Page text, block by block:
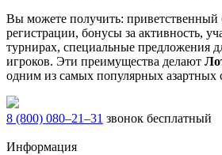
Вы можете получить: приветственный
регистрации, бонусы за активность,
турнирах, специальные предложения
игроков. Эти преимущества делают
одним из самых популярных азартных
8 (800) 080–21–31 звонок бесплатный
Информация